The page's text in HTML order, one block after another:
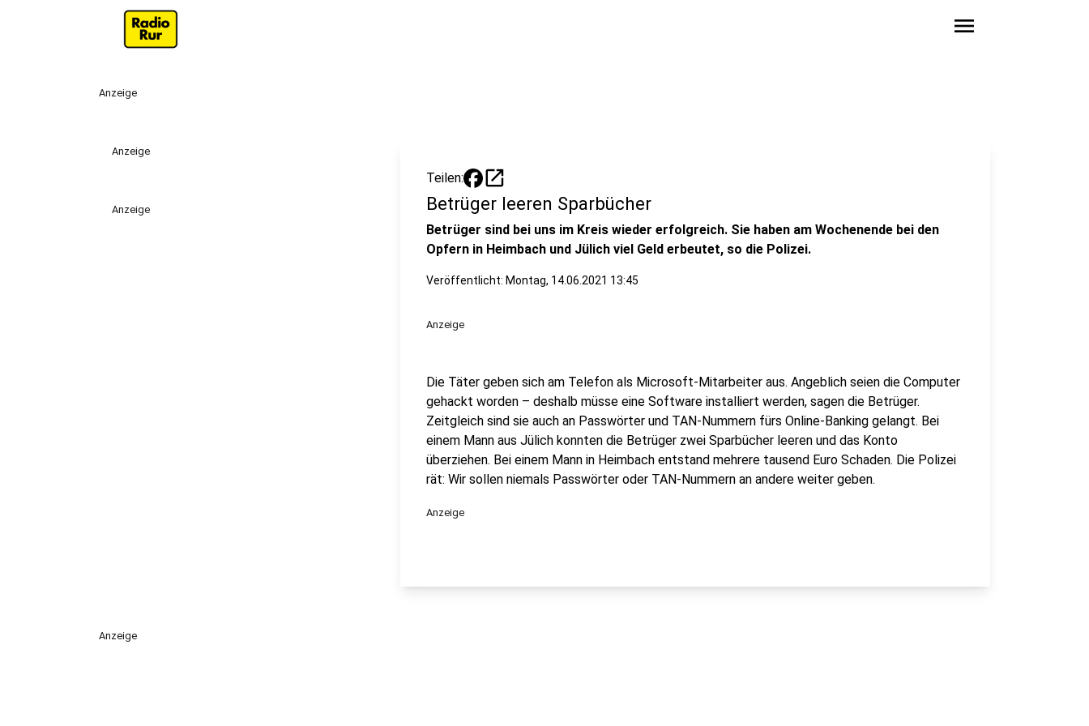
menu
Anzeige
Anzeige
Anzeige
Teilen: open_in_new
Betrüger leeren Sparbücher
Betrüger sind bei uns im Kreis wieder erfolgreich. Sie haben am Wochenende bei den
Opfern in Heimbach und Jülich viel Geld erbeutet, so die Polizei.
Veröffentlicht: Montag, 14.06.2021 13:45
Anzeige
Die Täter geben sich am Telefon als Microsoft-Mitarbeiter aus. Angeblich seien die Computer
gehackt worden – deshalb müsse eine Software installiert werden, sagen die Betrüger.
Zeitgleich sind sie auch an Passwörter und TAN-Nummern fürs Online-Banking gelangt. Bei
einem Mann aus Jülich konnten die Betrüger zwei Sparbücher leeren und das Konto
überziehen. Bei einem Mann in Heimbach entstand mehrere tausend Euro Schaden. Die Polizei
rät: Wir sollen niemals Passwörter oder TAN-Nummern an andere weiter geben.
Anzeige
Anzeige